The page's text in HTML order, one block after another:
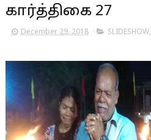
கார்த்திகை 27
December 29, 2018 SLIDESHOW,